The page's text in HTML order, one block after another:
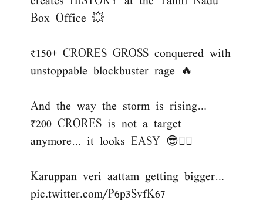
Box Office 💥
₹150+ CRORES GROSS conquered with
unstoppable blockbuster rage 🔥
And the way the storm is rising…
₹200 CRORES is not a target
anymore… it looks EASY 😎❤️‍🔥
Karuppan veri aattam getting bigger…
pic.twitter.com/P6p3SvfK67